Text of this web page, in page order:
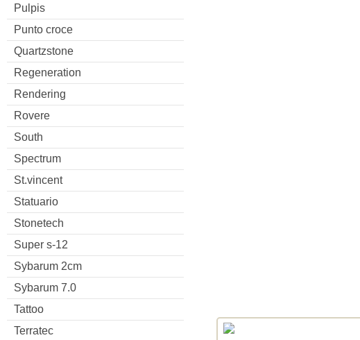
Pulpis
Punto croce
Quartzstone
Regeneration
Rendering
Rovere
South
Spectrum
St.vincent
Statuario
Stonetech
Super s-12
Sybarum 2cm
Sybarum 7.0
Tattoo
Terratec